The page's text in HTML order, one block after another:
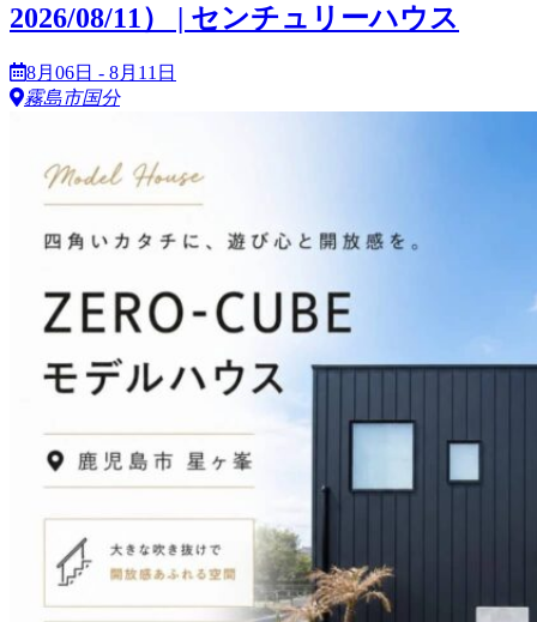
2026/08/11） | センチュリーハウス
8月06日 - 8月11日
霧島市国分